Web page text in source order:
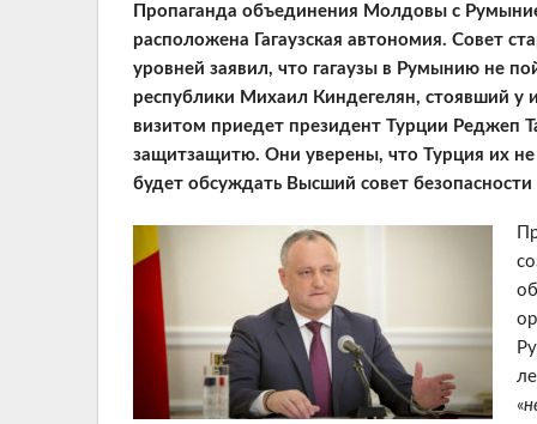
Пропаганда объединения Молдовы с
расположена Гагаузская автономия. Совет
уровней заявил, что гагаузы в Румынию не
республики Михаил Киндегелян, стоявший у
визитом приедет президент Турции Реджеп
защитзащитю. Они уверены, что Турция их
будет обсуждать Высший совет
«